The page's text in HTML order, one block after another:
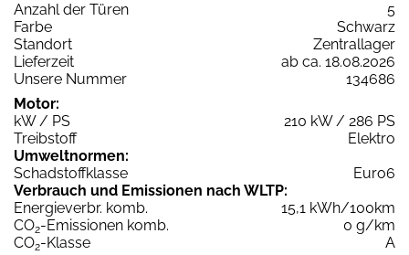
Anzahl der Türen
5
Farbe
Schwarz
Standort
Zentrallager
Lieferzeit
ab ca. 18.08.2026
Unsere Nummer
134686
Motor:
kW / PS
210 kW / 286 PS
Treibstoff
Elektro
Umweltnormen:
Schadstoffklasse
Euro6
Verbrauch und Emissionen nach WLTP:
Energieverbr. komb.
15,1 kWh/100km
CO2-Emissionen komb.
0 g/km
CO2-Klasse
A